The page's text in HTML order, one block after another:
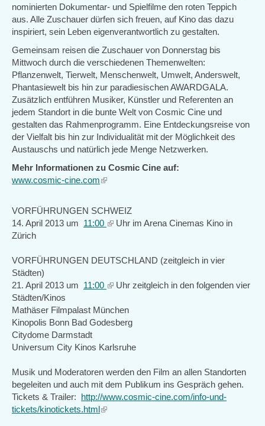
nominierten Dokumentar- und Spielfilme den roten Teppich
aus. Alle Zuschauer dürfen sich freuen, auf Kino das dazu
inspiriert, sein Leben eigenverantwortlich zu gestalten.
Gemeinsam reisen die Zuschauer von Donnerstag bis
Mittwoch durch die verschiedenen Themenwelten:
Pflanzenwelt, Tierwelt, Menschenwelt, Umwelt, Anderswelt,
Phantasiewelt bis hin zur paradiesischen AWARDGALA.
Zusätzlich entführen Musiker, Künstler und Referenten an
jedem Standort in die bunte Welt von Cosmic Cine und
gestalten das Rahmenprogramm. Eine Entdeckungsreise von
der Vielfalt bis hin zur Individualität mit der Möglichkeit des
Austauschs und natürlich jede Menge Netzwerken.
Mehr Informationen zu Cosmic Cine auf:
www.cosmic-cine.com(link
VORFÜHRUNGEN SCHWEIZ
14. April 2013 um 11:00 (linkUhr im Arena Cinemas Kino in
Zürich
VORFÜHRUNGEN DEUTSCHLAND (zeitgleich in vier
Städten)
21. April 2013 um 11:00 (link
external)
Uhr zeitgleich in den folgenden vier
Städten/Kinos
Mathäser Filmpalast München
Kinopolis Bonn Bad Godesberg
Citydome Darmstadt
Universum City Kinos Karlsruhe
Musik und Moderatoren werden den Film an allen Standorten
begeleiten und auch mit dem Publikum ins Gespräch gehen.
Tickets & Trailer: http://www.cosmic-cine.com/info-und-
tickets/kinotickets.html(link